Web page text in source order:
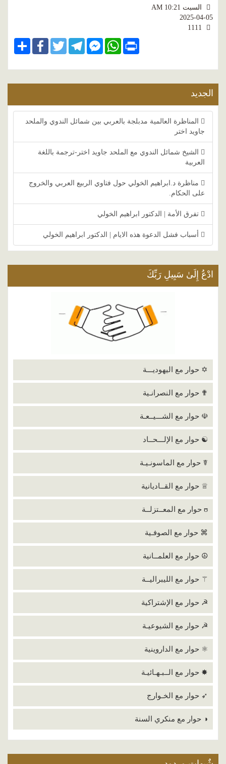
السبت AM 10:21
2025-04-05
ShareFacebookTwitterTelegramFacebook
Messenger
WhatsApp Print
الجديد
المناظرة العالمية مدبلجة بالعربي بين شمائل الندوي والملحد
جاويد اختر
الشيخ شمائل الندوي مع الملحد جاويد اختر-ترجمة باللغة
العربية
مناظرة د.ابراهيم الخولي حول فتاوي الربيع العربي والخروج
على الحكام.
تفرق الأمة | الدكتور ابراهيم الخولي
أسباب فشل الدعوة هذه الايام | الدكتور ابراهيم الخولي
ادْعُ إِلَىٰ سَبِيلِ رَبِّكَ
✡ حوار مع اليهوديـــة
✟ حوار مع النصرانـية
☫ حوار مع الشـــيــعـة
☯ حوار مع الإلـــحــاد
☤ حوار مع الماسونـيـة
♕ حوار مع القــاديانية
ʊ حوار مع المعــتزلــة
⌘ حوار مع الصوفـية
☮ حوار مع العلمــانية
⚚ حوار مع الليبراليــة
☭ حوار مع الإشتراكية
☭ حوار مع الشيوعيـة
⚛ حوار مع الداروينية
✸ حوار مع الــبـهـائيـة
➶ حوار مع الخـوارج
◑ حوار مع منكري السنة